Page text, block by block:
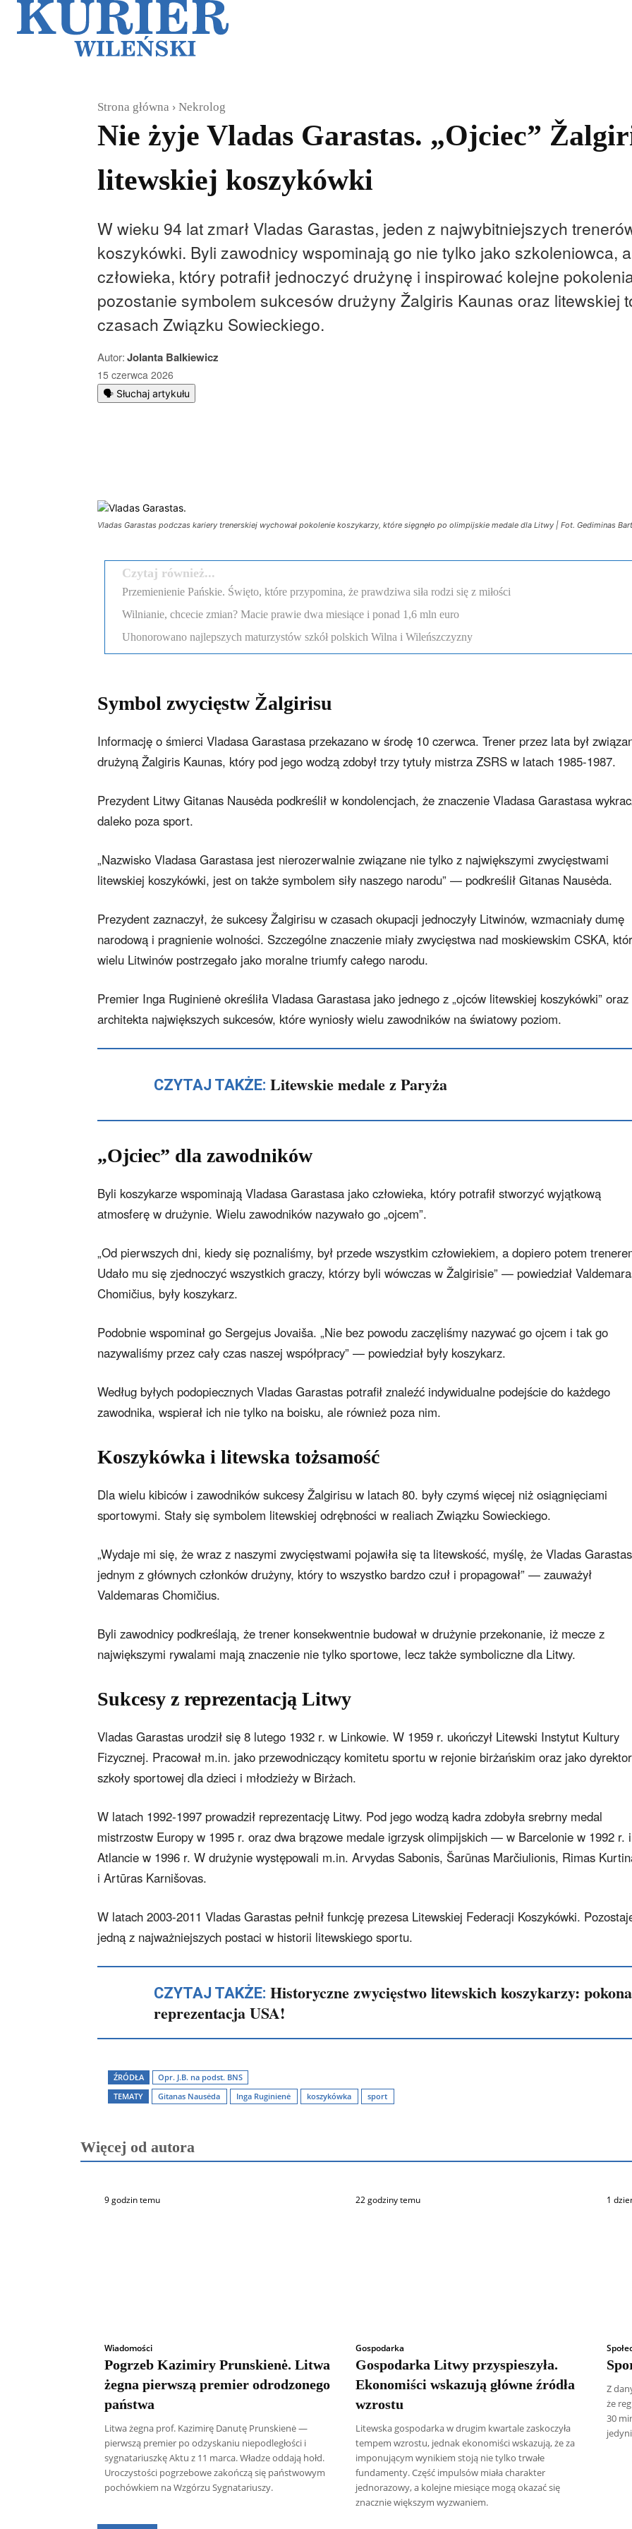
Strona główna Nekrolog
Nie żyje Vladas Garastas. „Ojciec”
litewskiej koszykówki
W wieku 94 lat zmarł Vladas Garastas, jeden z najwybitniejszych
koszykówki. Byli zawodnicy wspominają go nie tylko jako szkoleniowca,
człowieka, który potrafił jednoczyć drużynę i inspirować kolejne
pozostanie symbolem sukcesów drużyny Žalgiris Kaunas oraz litewskiej
czasach Związku Sowieckiego.
Autor:Jolanta Balkiewicz
15 czerwca 2026
🗣️ Słuchaj artykułu
Vladas Garastas podczas kariery trenerskiej wychował pokolenie koszykarzy, które sięgnęło po olimpijskie medale dla Litwy | Fot. Gediminas
Czytaj również...
Przemienienie Pańskie. Święto, które przypomina, że prawdziwa siła rodzi się z miłości
Wilnianie, chcecie zmian? Macie prawie dwa miesiące i ponad 1,6 mln euro
Uhonorowano najlepszych maturzystów szkół polskich Wilna i Wileńszczyzny
Symbol zwycięstw Žalgirisu
Informację o śmierci Vladasa Garastasa przekazano w środę 10 czerwca. Trener przez lata był
drużyną Žalgiris Kaunas, który pod jego wodzą zdobył trzy tytuły mistrza ZSRS w latach 1985-1987.
Prezydent Litwy Gitanas Nausėda podkreślił w kondolencjach, że znaczenie Vladasa Garastasa
daleko poza sport.
„Nazwisko Vladasa Garastasa jest nierozerwalnie związane nie tylko z największymi zwycięstwami
litewskiej koszykówki, jest on także symbolem siły naszego narodu” — podkreślił Gitanas Nausėda.
Prezydent zaznaczył, że sukcesy Žalgirisu w czasach okupacji jednoczyły Litwinów, wzmacniały dumę
narodową i pragnienie wolności. Szczególne znaczenie miały zwycięstwa nad moskiewskim CSKA,
wielu Litwinów postrzegało jako moralne triumfy całego narodu.
Premier Inga Ruginienė określiła Vladasa Garastasa jako jednego z „ojców litewskiej koszykówki” oraz
architekta największych sukcesów, które wyniosły wielu zawodników na światowy poziom.
CZYTAJ TAKŻE: Litewskie medale z Paryża
„Ojciec” dla zawodników
Byli koszykarze wspominają Vladasa Garastasa jako człowieka, który potrafił stworzyć wyjątkową
atmosferę w drużynie. Wielu zawodników nazywało go „ojcem”.
„Od pierwszych dni, kiedy się poznaliśmy, był przede wszystkim człowiekiem, a dopiero potem
Udało mu się zjednoczyć wszystkich graczy, którzy byli wówczas w Žalgirisie” — powiedział
Chomičius, były koszykarz.
Podobnie wspominał go Sergejus Jovaiša. „Nie bez powodu zaczęliśmy nazywać go ojcem i tak go
nazywaliśmy przez cały czas naszej współpracy” — powiedział były koszykarz.
Według byłych podopiecznych Vladas Garastas potrafił znaleźć indywidualne podejście do każdego
zawodnika, wspierał ich nie tylko na boisku, ale również poza nim.
Koszykówka i litewska tożsamość
Dla wielu kibiców i zawodników sukcesy Žalgirisu w latach 80. były czymś więcej niż osiągnięciami
sportowymi. Stały się symbolem litewskiej odrębności w realiach Związku Sowieckiego.
„Wydaje mi się, że wraz z naszymi zwycięstwami pojawiła się ta litewskość, myślę, że Vladas
jednym z głównych członków drużyny, który to wszystko bardzo czuł i propagował” — zauważył
Valdemaras Chomičius.
Byli zawodnicy podkreślają, że trener konsekwentnie budował w drużynie przekonanie, iż mecze z
największymi rywalami mają znaczenie nie tylko sportowe, lecz także symboliczne dla Litwy.
Sukcesy z reprezentacją Litwy
Vladas Garastas urodził się 8 lutego 1932 r. w Linkowie. W 1959 r. ukończył Litewski Instytut Kultury
Fizycznej. Pracował m.in. jako przewodniczący komitetu sportu w rejonie birżańskim oraz jako dyrektor
szkoły sportowej dla dzieci i młodzieży w Birżach.
W latach 1992-1997 prowadził reprezentację Litwy. Pod jego wodzą kadra zdobyła srebrny medal
mistrzostw Europy w 1995 r. oraz dwa brązowe medale igrzysk olimpijskich — w Barcelonie w 1992 r. i
Atlancie w 1996 r. W drużynie występowali m.in. Arvydas Sabonis, Šarūnas Marčiulionis, Rimas
i Artūras Karnišovas.
W latach 2003-2011 Vladas Garastas pełnił funkcję prezesa Litewskiej Federacji Koszykówki.
jedną z najważniejszych postaci w historii litewskiego sportu.
CZYTAJ TAKŻE: Historyczne zwycięstwo litewskich koszykarzy:
reprezentacja USA!
ŹRÓDŁA
Opr. J.B. na podst. BNS
TEMATY
Gitanas Nausėda Inga Ruginienė koszykówka sport
Więcej od autora
9 godzin temu
Wiadomości
Pogrzeb Kazimiry Prunskienė. Litwa
żegna pierwszą premier odrodzonego
państwa
Litwa żegna prof. Kazimirę Danutę Prunskienė —
pierwszą premier po odzyskaniu niepodległości i
sygnatariuszkę Aktu z 11 marca. Władze oddają hołd.
Uroczystości pogrzebowe zakończą się państwowym
pochówkiem na Wzgórzu Sygnatariuszy.
22 godziny temu
Gospodarka
Gospodarka Litwy przyspieszyła.
Ekonomiści wskazują główne źródła
wzrostu
Litewska gospodarka w drugim kwartale zaskoczyła
tempem wzrostu, jednak ekonomiści wskazują, że za
imponującym wynikiem stoją nie tylko trwałe
fundamenty. Część impulsów miała charakter
jednorazowy, a kolejne miesiące mogą okazać się
znacznie większym wyzwaniem.
1
Z
że
30
Antoni Radczenko Artur Płokszto Grzegorz Górny